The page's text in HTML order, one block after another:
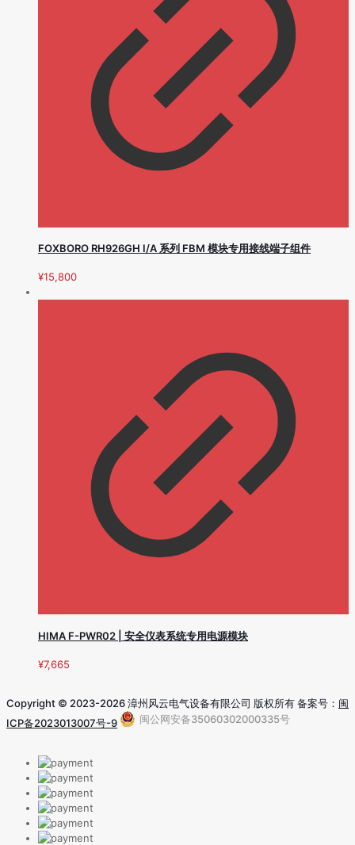
FOXBORO RH926GH I/A 系列 FBM 模块专用接线端子组件
¥15,800
HIMA F-PWR02 | 安全仪表系统专用电源模块
¥7,665
Copyright © 2023-2026 漳州风云电气设备有限公司 版权所有 备案号： 闽
ICP备2023013007号-9
闽公网安备35060302000335号